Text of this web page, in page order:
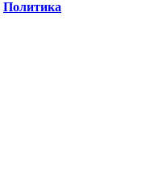
Политика